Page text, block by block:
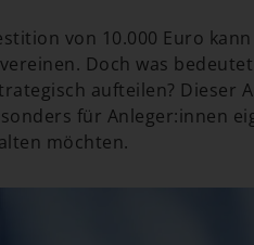
von 10.000 Euro
Doch was
aufteilen? Dieser
für Anleger:innen
möchten.